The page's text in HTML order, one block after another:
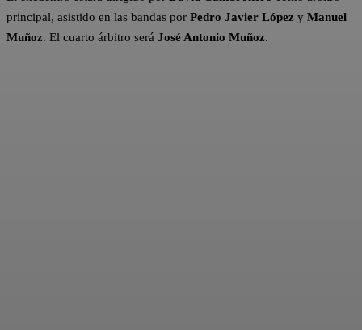
principal, asistido en las bandas por Pedro Javier López y Manuel
Muñoz. El cuarto árbitro será José Antonio Muñoz.